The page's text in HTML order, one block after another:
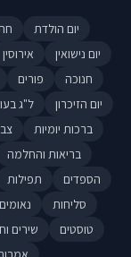
יום הולדת
יום נישואין
אירוסין
חנוכה
פורים
יום הזיכרון
ל"ג
ברכות יומיות
בריאות והחלמה
הספדים
תפילות
סליחות
נאומים
טוסטים
שירים